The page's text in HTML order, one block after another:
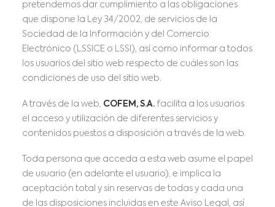
pretendemos dar cumplimiento a las obligaciones
que dispone la Ley 34/2002, de servicios de la
Sociedad de la Información y del Comercio
Electrónico (LSSICE o LSSI), así como informar a todos
los usuarios del sitio web respecto de cuáles son las
condiciones de uso del sitio web.
A través de la web, COFEM, S.A. facilita a los usuarios
el acceso y utilización de diferentes servicios y
contenidos puestos a disposición a través de la web.
Toda persona que acceda a esta web asume el papel
de usuario (en adelante el usuario), e implica la
aceptación total y sin reservas de todas y cada una
de las disposiciones incluidas en este Aviso Legal, así